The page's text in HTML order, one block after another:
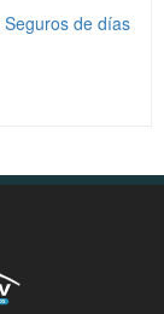
Seguros de días